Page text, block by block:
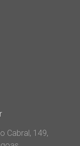
Cabral, 149,